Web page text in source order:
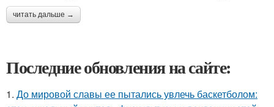
читать дальше →
Последние обновления на сайте:
1. До мировой славы ее пытались увлечь баскетболом: